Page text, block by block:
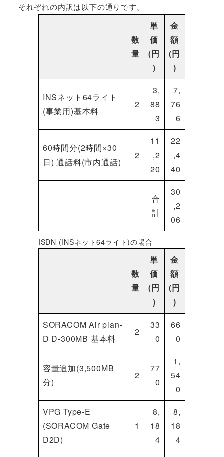
それぞれの内訳は以下の通りです。
数
量
単
価
(円
)
金
額
(円
)
INSネット64ライト
(事業用)基本料
2
3,
88
3
7,
76
6
60時間分(2時間×30
日) 通話料(市内通話)
2
11
,2
20
22
,4
40
合
計
30
,2
06
ISDN (INSネット64ライト)の場合
数
量
単
価
(円
)
金
額
(円
)
SORACOM Air plan-
D D-300MB 基本料
2
33
0
66
0
容量追加(3,500MB
分)
2
77
0
1,
54
0
VPG Type-E
(SORACOM Gate
D2D)
1
8,
18
4
8,
18
4